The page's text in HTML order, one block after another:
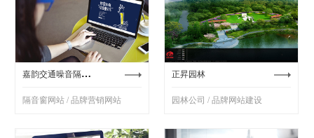
嘉韵交通噪音隔音窗
隔音窗网站 / 品牌营销网站
正昇园林
园林公司 / 品牌网站建设